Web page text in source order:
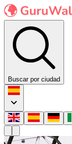
Buscar por ciudad